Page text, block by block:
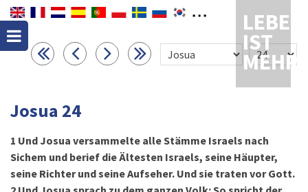
LEBEN
IST
MEHR
Josua 24
1 Und Josua versammelte alle Stämme Israels nach
Sichem und berief die Ältesten Israels, seine Häupter,
seine Richter und seine Aufseher. Und sie traten vor Gott.